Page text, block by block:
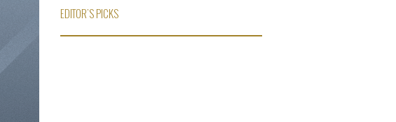
EDITOR'S PICKS